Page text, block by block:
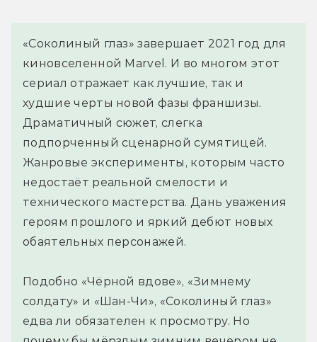
«Соколиный глаз» завершает 2021 год для
киновселенной Marvel. И во многом этот
сериал отражает как лучшие, так и
худшие черты новой фазы франшизы.
Драматичный сюжет, слегка
подпорченный сценарной сумятицей.
Жанровые эксперименты, которым часто
недостаёт реальной смелости и
технического мастерства. Дань уважения
героям прошлого и яркий дебют новых
обаятельных персонажей.
Подобно «Чёрной вдове», «Зимнему
солдату» и «Шан-Чи», «Соколиный глаз»
едва ли обязателен к просмотру. Но